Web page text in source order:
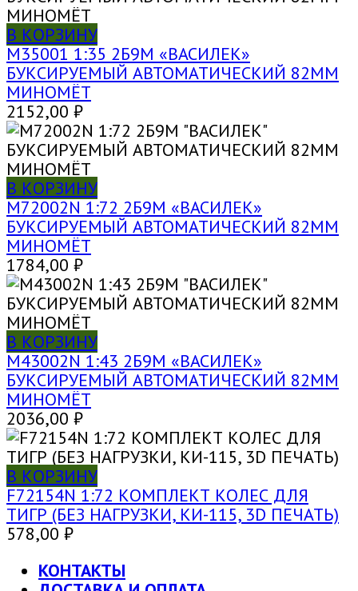
В КОРЗИНУ
M35001 1:35 2Б9М «ВАСИЛЕК»
БУКСИРУЕМЫЙ АВТОМАТИЧЕСКИЙ 82ММ
МИНОМЁТ
2152,00 ₽
В КОРЗИНУ
M72002N 1:72 2Б9М «ВАСИЛЕК»
БУКСИРУЕМЫЙ АВТОМАТИЧЕСКИЙ 82ММ
МИНОМЁТ
1784,00 ₽
В КОРЗИНУ
M43002N 1:43 2Б9М «ВАСИЛЕК»
БУКСИРУЕМЫЙ АВТОМАТИЧЕСКИЙ 82ММ
МИНОМЁТ
2036,00 ₽
В КОРЗИНУ
F72154N 1:72 КОМПЛЕКТ КОЛЕС ДЛЯ
ТИГР (БЕЗ НАГРУЗКИ, КИ-115, 3D ПЕЧАТЬ)
578,00 ₽
КОНТАКТЫ